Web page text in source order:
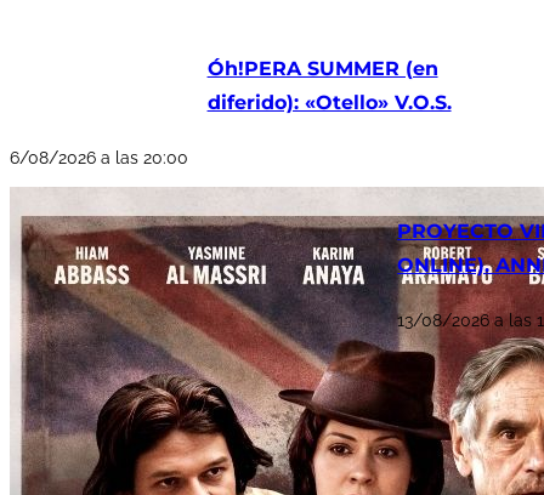
Óh!PERA SUMMER (en
diferido): «Otello» V.O.S.
6/08/2026 a las 20:00
PROYECTO
ONLINE).
13/08/2026 a las